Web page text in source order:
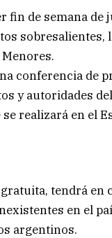
fin de semana
sobresalientes,
conferencia de
y autoridades
realizará en el
tendrá en
en el
argentinos.